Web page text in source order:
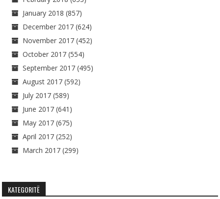
January 2018 (857)
December 2017 (624)
November 2017 (452)
October 2017 (554)
September 2017 (495)
August 2017 (592)
July 2017 (589)
June 2017 (641)
May 2017 (675)
April 2017 (252)
March 2017 (299)
KATEGORITË